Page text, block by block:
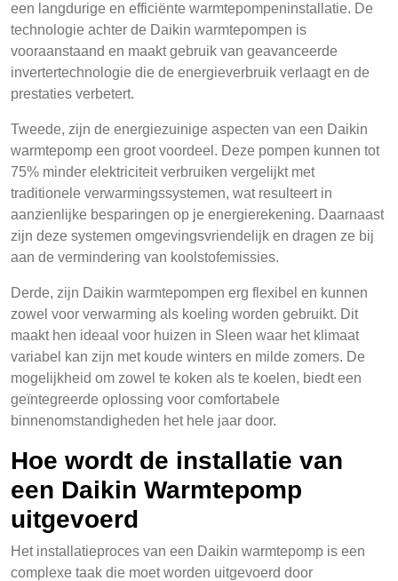
een langdurige en efficiënte warmtepompeninstallatie. De
technologie achter de Daikin warmtepompen is
vooraanstaand en maakt gebruik van geavanceerde
invertertechnologie die de energieverbruik verlaagt en de
prestaties verbetert.
Tweede, zijn de energiezuinige aspecten van een Daikin
warmtepomp een groot voordeel. Deze pompen kunnen tot
75% minder elektriciteit verbruiken vergelijkt met
traditionele verwarmingssystemen, wat resulteert in
aanzienlijke besparingen op je energierekening. Daarnaast
zijn deze systemen omgevingsvriendelijk en dragen ze bij
aan de vermindering van koolstofemissies.
Derde, zijn Daikin warmtepompen erg flexibel en kunnen
zowel voor verwarming als koeling worden gebruikt. Dit
maakt hen ideaal voor huizen in Sleen waar het klimaat
variabel kan zijn met koude winters en milde zomers. De
mogelijkheid om zowel te koken als te koelen, biedt een
geïntegreerde oplossing voor comfortabele
binnenomstandigheden het hele jaar door.
Hoe wordt de installatie van
een Daikin Warmtepomp
uitgevoerd
Het installatieproces van een Daikin warmtepomp is een
complexe taak die moet worden uitgevoerd door